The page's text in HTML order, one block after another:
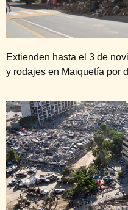
Extienden hasta el 3 de
y rodajes en Maiquetía por